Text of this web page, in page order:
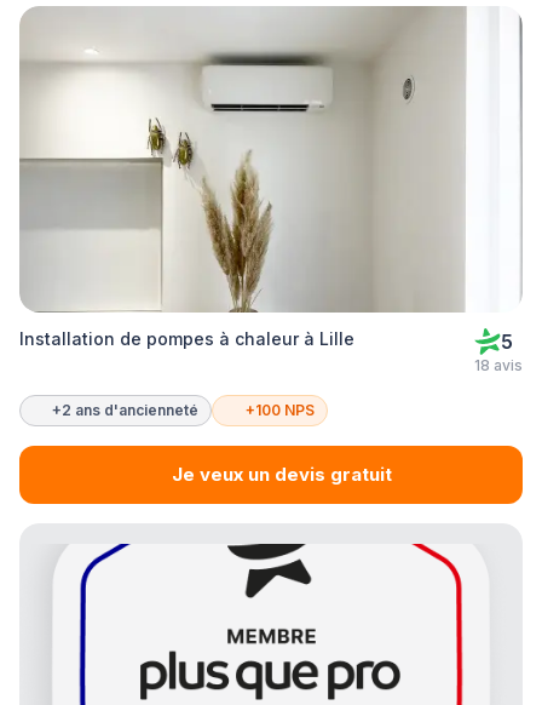
Installation de pompes à chaleur à Lille 5
18 avis
+2 ans d'ancienneté +100 NPS
Je veux un devis gratuit